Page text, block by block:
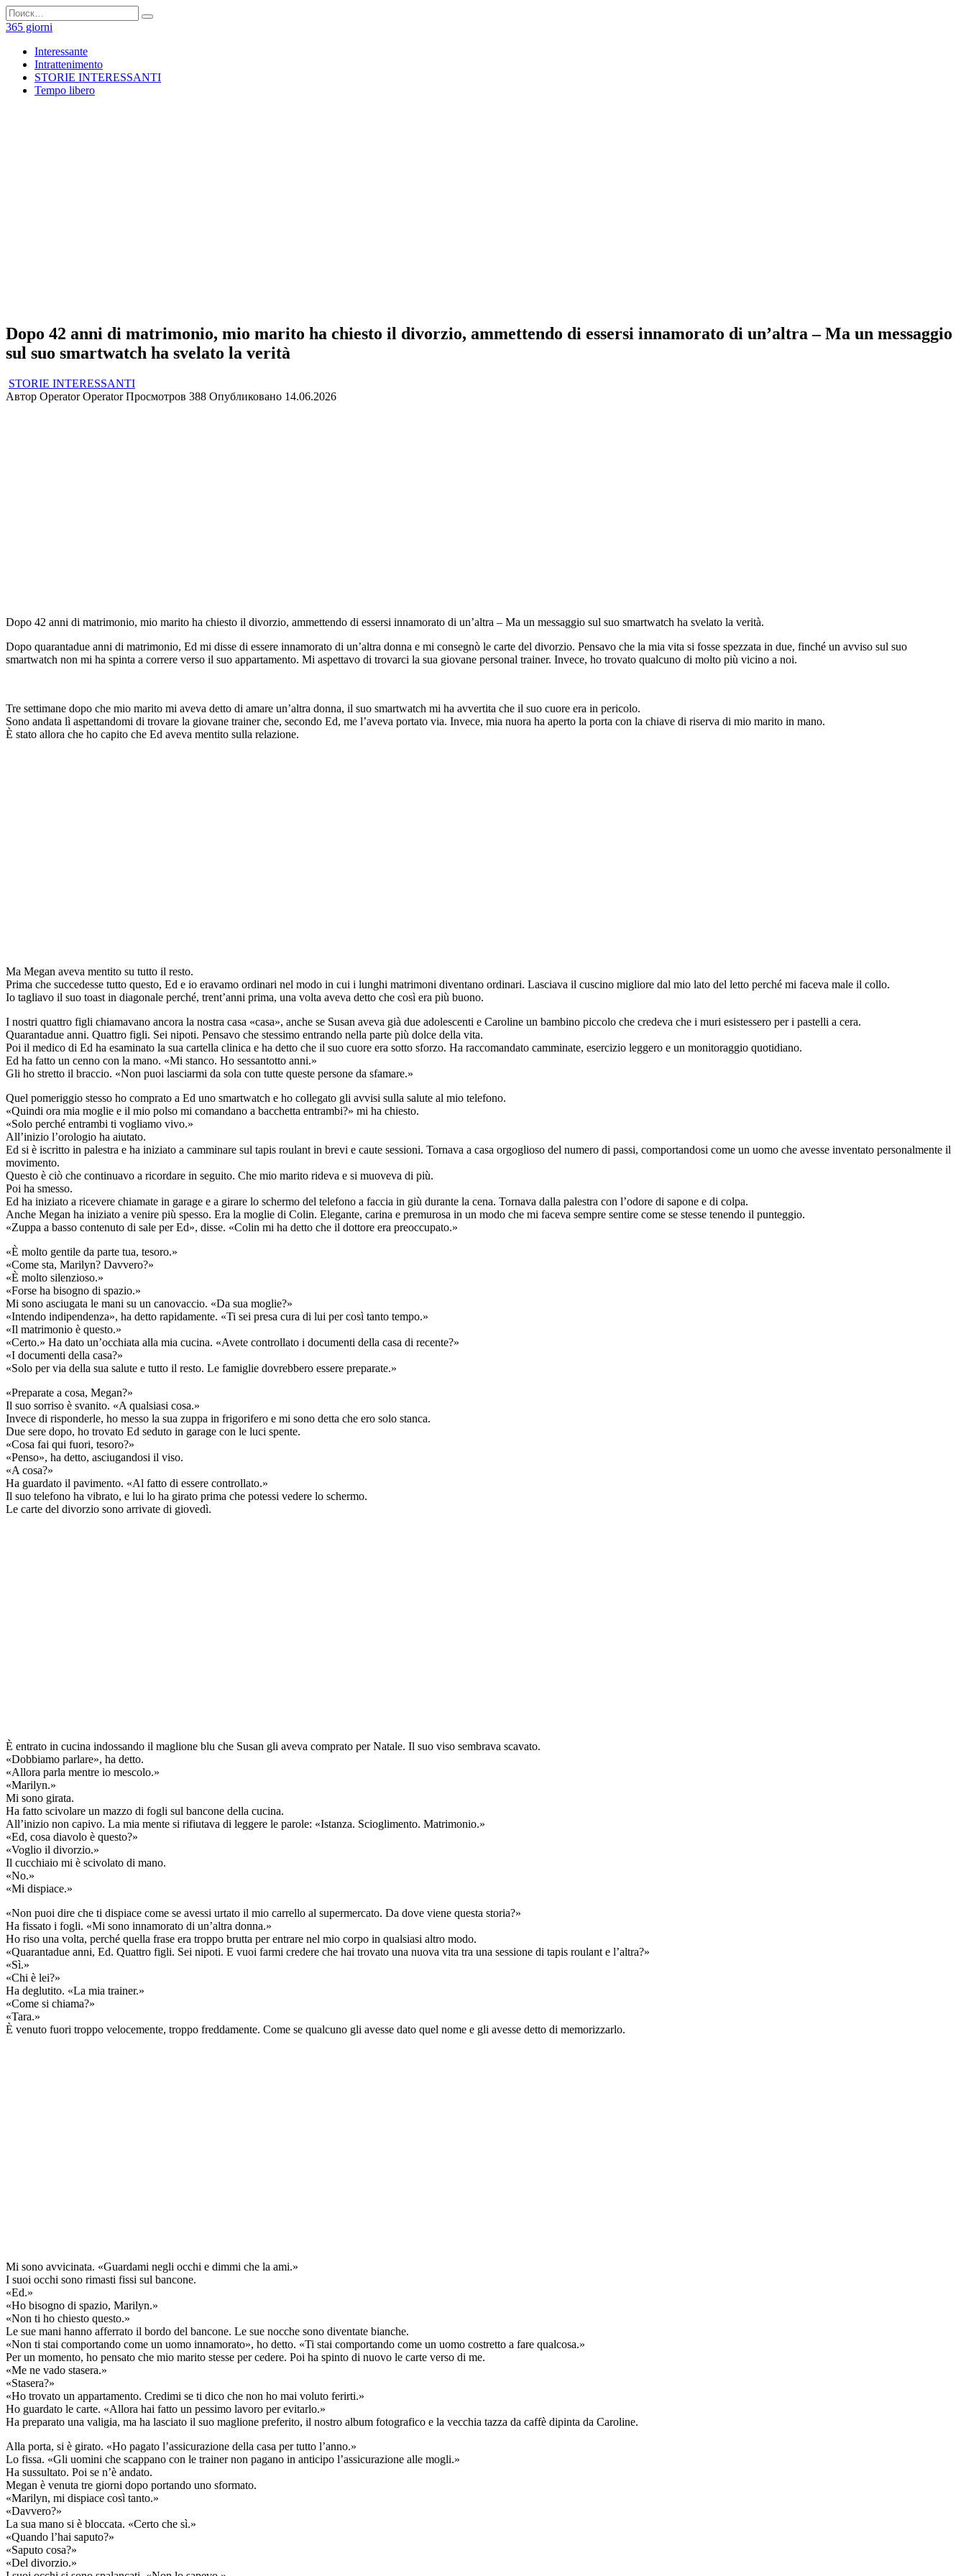
Перейти
к
содержанию
Search
for:
365 giorni
Interessante
Intrattenimento
STORIE INTERESSANTI
Tempo libero
Dopo 42 anni di matrimonio, mio marito ha chiesto il divorzio, ammettendo di essersi innamorato di un’altra – Ma un messaggio
sul suo smartwatch ha svelato la verità
STORIE INTERESSANTI
Автор Operator Operator Просмотров 388 Опубликовано 14.06.2026
Dopo 42 anni di matrimonio, mio marito ha chiesto il divorzio, ammettendo di essersi innamorato di un’altra – Ma un messaggio sul suo smartwatch ha svelato la verità.
Dopo quarantadue anni di matrimonio, Ed mi disse di essere innamorato di un’altra donna e mi consegnò le carte del divorzio. Pensavo che la mia vita si fosse spezzata in due, finché un avviso sul suo
smartwatch non mi ha spinta a correre verso il suo appartamento. Mi aspettavo di trovarci la sua giovane personal trainer. Invece, ho trovato qualcuno di molto più vicino a noi.
Tre settimane dopo che mio marito mi aveva detto di amare un’altra donna, il suo smartwatch mi ha avvertita che il suo cuore era in pericolo.
Sono andata lì aspettandomi di trovare la giovane trainer che, secondo Ed, me l’aveva portato via. Invece, mia nuora ha aperto la porta con la chiave di riserva di mio marito in mano.
È stato allora che ho capito che Ed aveva mentito sulla relazione.
Ma Megan aveva mentito su tutto il resto.
Prima che succedesse tutto questo, Ed e io eravamo ordinari nel modo in cui i lunghi matrimoni diventano ordinari. Lasciava il cuscino migliore dal mio lato del letto perché mi faceva male il collo.
Io tagliavo il suo toast in diagonale perché, trent’anni prima, una volta aveva detto che così era più buono.
I nostri quattro figli chiamavano ancora la nostra casa «casa», anche se Susan aveva già due adolescenti e Caroline un bambino piccolo che credeva che i muri esistessero per i pastelli a cera.
Quarantadue anni. Quattro figli. Sei nipoti. Pensavo che stessimo entrando nella parte più dolce della vita.
Poi il medico di Ed ha esaminato la sua cartella clinica e ha detto che il suo cuore era sotto sforzo. Ha raccomandato camminate, esercizio leggero e un monitoraggio quotidiano.
Ed ha fatto un cenno con la mano. «Mi stanco. Ho sessantotto anni.»
Gli ho stretto il braccio. «Non puoi lasciarmi da sola con tutte queste persone da sfamare.»
Quel pomeriggio stesso ho comprato a Ed uno smartwatch e ho collegato gli avvisi sulla salute al mio telefono.
«Quindi ora mia moglie e il mio polso mi comandano a bacchetta entrambi?» mi ha chiesto.
«Solo perché entrambi ti vogliamo vivo.»
All’inizio l’orologio ha aiutato.
Ed si è iscritto in palestra e ha iniziato a camminare sul tapis roulant in brevi e caute sessioni. Tornava a casa orgoglioso del numero di passi, comportandosi come un uomo che avesse inventato personalmente il
movimento.
Questo è ciò che continuavo a ricordare in seguito. Che mio marito rideva e si muoveva di più.
Poi ha smesso.
Ed ha iniziato a ricevere chiamate in garage e a girare lo schermo del telefono a faccia in giù durante la cena. Tornava dalla palestra con l’odore di sapone e di colpa.
Anche Megan ha iniziato a venire più spesso. Era la moglie di Colin. Elegante, carina e premurosa in un modo che mi faceva sempre sentire come se stesse tenendo il punteggio.
«Zuppa a basso contenuto di sale per Ed», disse. «Colin mi ha detto che il dottore era preoccupato.»
«È molto gentile da parte tua, tesoro.»
«Come sta, Marilyn? Davvero?»
«È molto silenzioso.»
«Forse ha bisogno di spazio.»
Mi sono asciugata le mani su un canovaccio. «Da sua moglie?»
«Intendo indipendenza», ha detto rapidamente. «Ti sei presa cura di lui per così tanto tempo.»
«Il matrimonio è questo.»
«Certo.» Ha dato un’occhiata alla mia cucina. «Avete controllato i documenti della casa di recente?»
«I documenti della casa?»
«Solo per via della sua salute e tutto il resto. Le famiglie dovrebbero essere preparate.»
«Preparate a cosa, Megan?»
Il suo sorriso è svanito. «A qualsiasi cosa.»
Invece di risponderle, ho messo la sua zuppa in frigorifero e mi sono detta che ero solo stanca.
Due sere dopo, ho trovato Ed seduto in garage con le luci spente.
«Cosa fai qui fuori, tesoro?»
«Penso», ha detto, asciugandosi il viso.
«A cosa?»
Ha guardato il pavimento. «Al fatto di essere controllato.»
Il suo telefono ha vibrato, e lui lo ha girato prima che potessi vedere lo schermo.
Le carte del divorzio sono arrivate di giovedì.
È entrato in cucina indossando il maglione blu che Susan gli aveva comprato per Natale. Il suo viso sembrava scavato.
«Dobbiamo parlare», ha detto.
«Allora parla mentre io mescolo.»
«Marilyn.»
Mi sono girata.
Ha fatto scivolare un mazzo di fogli sul bancone della cucina.
All’inizio non capivo. La mia mente si rifiutava di leggere le parole: «Istanza. Scioglimento. Matrimonio.»
«Ed, cosa diavolo è questo?»
«Voglio il divorzio.»
Il cucchiaio mi è scivolato di mano.
«No.»
«Mi dispiace.»
«Non puoi dire che ti dispiace come se avessi urtato il mio carrello al supermercato. Da dove viene questa storia?»
Ha fissato i fogli. «Mi sono innamorato di un’altra donna.»
Ho riso una volta, perché quella frase era troppo brutta per entrare nel mio corpo in qualsiasi altro modo.
«Quarantadue anni, Ed. Quattro figli. Sei nipoti. E vuoi farmi credere che hai trovato una nuova vita tra una sessione di tapis roulant e l’altra?»
«Sì.»
«Chi è lei?»
Ha deglutito. «La mia trainer.»
«Come si chiama?»
«Tara.»
È venuto fuori troppo velocemente, troppo freddamente. Come se qualcuno gli avesse dato quel nome e gli avesse detto di memorizzarlo.
Mi sono avvicinata. «Guardami negli occhi e dimmi che la ami.»
I suoi occhi sono rimasti fissi sul bancone.
«Ed.»
«Ho bisogno di spazio, Marilyn.»
«Non ti ho chiesto questo.»
Le sue mani hanno afferrato il bordo del bancone. Le sue nocche sono diventate bianche.
«Non ti stai comportando come un uomo innamorato», ho detto. «Ti stai comportando come un uomo costretto a fare qualcosa.»
Per un momento, ho pensato che mio marito stesse per cedere. Poi ha spinto di nuovo le carte verso di me.
«Me ne vado stasera.»
«Stasera?»
«Ho trovato un appartamento. Credimi se ti dico che non ho mai voluto ferirti.»
Ho guardato le carte. «Allora hai fatto un pessimo lavoro per evitarlo.»
Ha preparato una valigia, ma ha lasciato il suo maglione preferito, il nostro album fotografico e la vecchia tazza da caffè dipinta da Caroline.
Alla porta, si è girato. «Ho pagato l’assicurazione della casa per tutto l’anno.»
Lo fissa. «Gli uomini che scappano con le trainer non pagano in anticipo l’assicurazione alle mogli.»
Ha sussultato. Poi se n’è andato.
Megan è venuta tre giorni dopo portando uno sformato.
«Marilyn, mi dispiace così tanto.»
«Davvero?»
La sua mano si è bloccata. «Certo che sì.»
«Quando l’hai saputo?»
«Saputo cosa?»
«Del divorzio.»